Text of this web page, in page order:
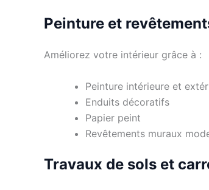
Peinture et
Améliorez votre intérieur grâce à :
Peinture intérieure et
Enduits décoratifs
Papier peint
Revêtements muraux
Travaux de sols et